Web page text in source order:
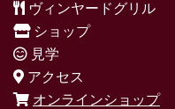
ヴィンヤードグリル
ショップ
見学
アクセス
オンラインショップ